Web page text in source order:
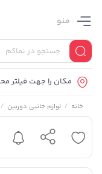
منو
مکان را جهت فیلتر
خانه / لوازم جانبی دوربین /